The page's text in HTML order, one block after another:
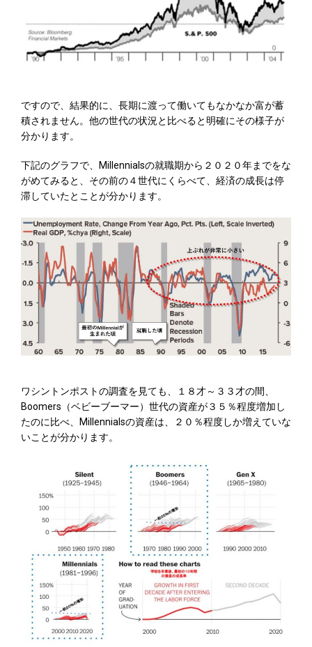
ですので、結果的に、長期に渡って働いてもなかなか富が蓄
積されません。他の世代の状況と比べると明確にその様子が
分かります。
下記のグラフで、Millennialsの就職期から２０２０年までをな
がめてみると、その前の４世代にくらべて、経済の成長は停
滞していたとことが分かります。
ワシントンポストの調査を見ても、１８才～３３才の間、
Boomers（ベビーブーマー）世代の資産が３５％程度増加し
たのに比べ、Millennialsの資産は、２０％程度しか増えていな
いことが分かります。